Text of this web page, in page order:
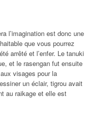
l’imagination est donc une
que vous pourrez
arrêté et l’enfer. Le tanuki
et le rasengan fut ensuite
visages pour la
un éclair, tigrou avait
au raikage et elle est